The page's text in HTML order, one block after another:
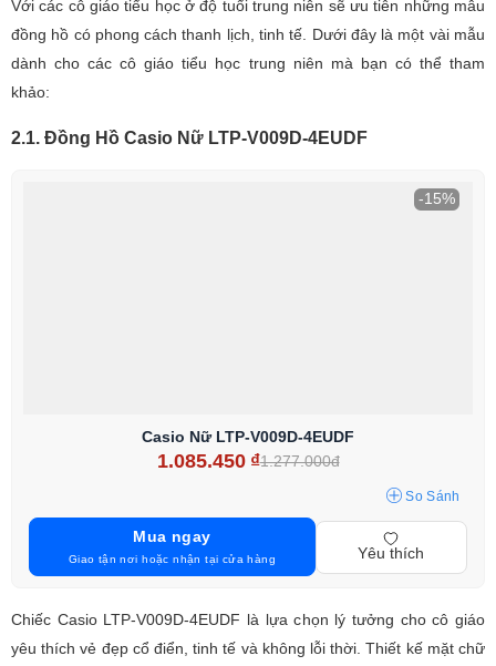
Với các cô giáo tiểu học ở độ tuổi trung niên sẽ ưu tiên những mẫu
đồng hồ có phong cách thanh lịch, tinh tế. Dưới đây là một vài mẫu
dành cho các cô giáo tiểu học trung niên mà bạn có thể tham
khảo:
2.1. Đồng Hồ Casio Nữ LTP-V009D-4EUDF
-15%
Casio Nữ LTP-V009D-4EUDF
1.085.450 ₫1.277.000đ
So Sánh
Mua ngay
Giao tận nơi hoặc nhận tại cửa hàng Yêu thích
Chiếc Casio LTP-V009D-4EUDF là lựa chọn lý tưởng cho cô giáo
yêu thích vẻ đẹp cổ điển, tinh tế và không lỗi thời. Thiết kế mặt chữ